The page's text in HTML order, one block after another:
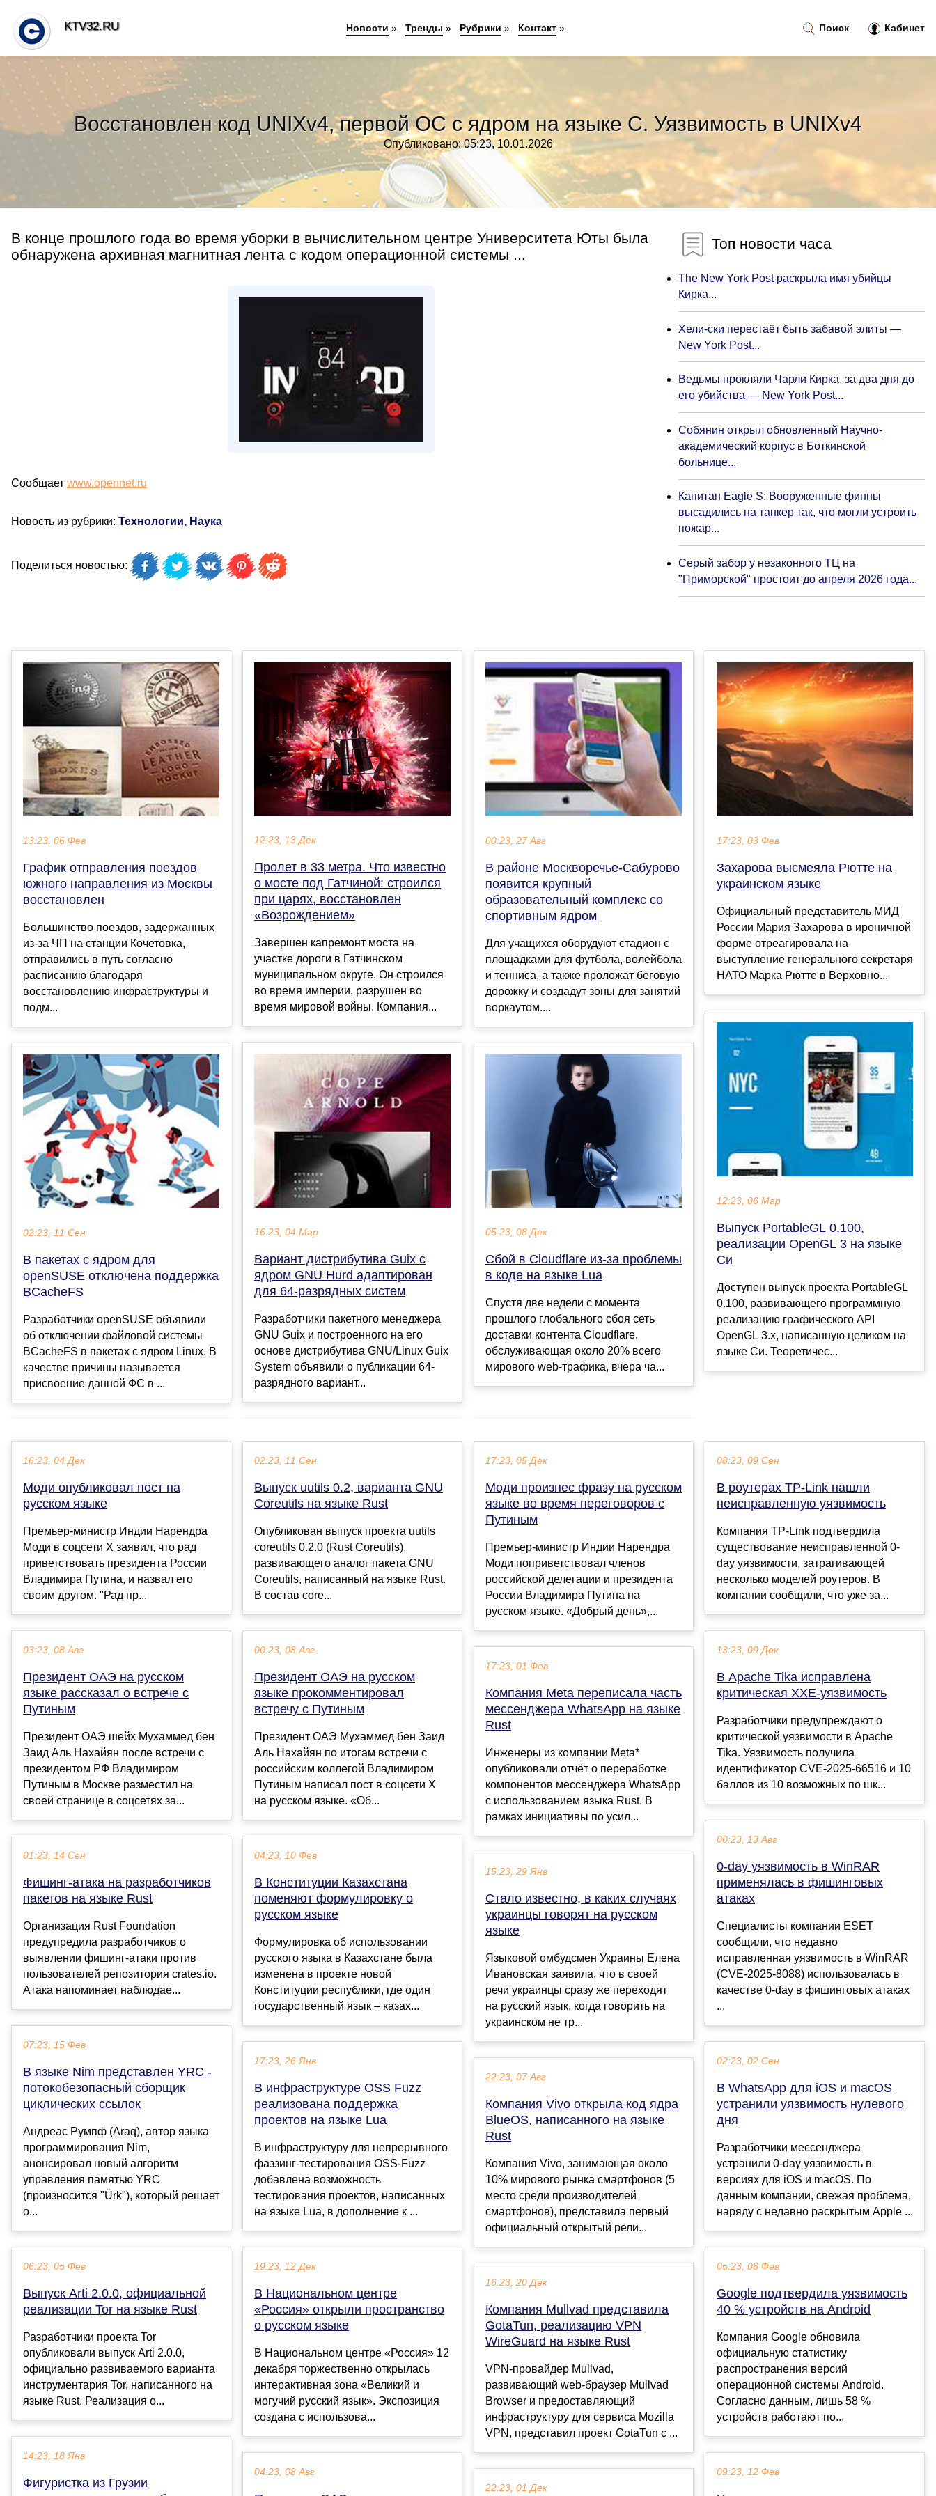
Восстановлен код UNIXv4, первой ОС с ядром на языке C. Уязвимость в UNIXv4
Опубликовано: 05:23, 10.01.2026
В конце прошлого года во время уборки в вычислительном центре Университета Юты была
обнаружена архивная магнитная лента с кодом операционной системы ...
Сообщает www.opennet.ru
Новость из рубрики: Технологии, Наука
Поделиться новостью:
Топ новости часа
The New York Post раскрыла имя убийцы
Кирка...
Хели-ски перестаёт быть забавой элиты —
New York Post...
Ведьмы прокляли Чарли Кирка, за два дня до
его убийства — New York Post...
Собянин открыл обновленный Научно-
академический корпус в Боткинской
больнице...
Капитан Eagle S: Вооруженные финны
высадились на танкер так, что могли устроить
пожар...
Серый забор у незаконного ТЦ на
"Приморской" простоит до апреля 2026 года...
13:23, 06 Фев
График отправления поездов
южного направления из Москвы
восстановлен
Большинство поездов, задержанных
из-за ЧП на станции Кочетовка,
отправились в путь согласно
расписанию благодаря
восстановлению инфраструктуры и
подм...
02:23, 11 Сен
В пакетах с ядром для
openSUSE отключена поддержка
BCacheFS
Разработчики openSUSE объявили
об отключении файловой системы
BCacheFS в пакетах с ядром Linux. В
качестве причины называется
присвоение данной ФС в ...
12:23, 13 Дек
Пролет в 33 метра. Что известно
о мосте под Гатчиной: строился
при царях, восстановлен
«Возрождением»
Завершен капремонт моста на
участке дороги в Гатчинском
муниципальном округе. Он строился
во время империи, разрушен во
время мировой войны. Компания...
16:23, 04 Мар
Вариант дистрибутива Guix c
ядром GNU Hurd адаптирован
для 64-разрядных систем
Разработчики пакетного менеджера
GNU Guix и построенного на его
основе дистрибутива GNU/Linux Guix
System объявили о публикации 64-
разрядного вариант...
00:23, 27 Авг
В районе Москворечье-Сабурово
появится крупный
образовательный комплекс со
спортивным ядром
Для учащихся оборудуют стадион с
площадками для футбола, волейбола
и тенниса, а также проложат беговую
дорожку и создадут зоны для занятий
воркаутом....
05:23, 08 Дек
Сбой в Cloudflare из-за проблемы
в коде на языке Lua
Спустя две недели с момента
прошлого глобального сбоя сеть
доставки контента Cloudflare,
обслуживающая около 20% всего
мирового web-трафика, вчера ча...
17:23, 03 Фев
Захарова высмеяла Рютте на
украинском языке
Официальный представитель МИД
России Мария Захарова в ироничной
форме отреагировала на
выступление генерального секретаря
НАТО Марка Рютте в Верховно...
12:23, 06 Мар
Выпуск PortableGL 0.100,
реализации OpenGL 3 на языке
Си
Доступен выпуск проекта PortableGL
0.100, развивающего программную
реализацию графического API
OpenGL 3.x, написанную целиком на
языке Си. Теоретичес...
16:23, 04 Дек
Моди опубликовал пост на
русском языке
Премьер-министр Индии Нарендра
Моди в соцсети X заявил, что рад
приветствовать президента России
Владимира Путина, и назвал его
своим другом. "Рад пр...
03:23, 08 Авг
Президент ОАЭ на русском
языке рассказал о встрече с
Путиным
Президент ОАЭ шейх Мухаммед бен
Заид Аль Нахайян после встречи с
президентом РФ Владимиром
Путиным в Москве разместил на
своей странице в соцсетях за...
01:23, 14 Сен
Фишинг-атака на разработчиков
пакетов на языке Rust
Организация Rust Foundation
предупредила разработчиков о
выявлении фишинг-атаки против
пользователей репозитория crates.io.
Атака напоминает наблюдае...
07:23, 15 Фев
В языке Nim представлен YRC -
потокобезопасный сборщик
циклических ссылок
Андреас Румпф (Araq), автор языка
программирования Nim,
анонсировал новый алгоритм
управления памятью YRC
(произносится "Ürk"), который решает
о...
06:23, 05 Фев
Выпуск Arti 2.0.0, официальной
реализации Tor на языке Rust
Разработчики проекта Tor
опубликовали выпуск Arti 2.0.0,
официально развиваемого варианта
инструментария Tor, написанного на
языке Rust. Реализация о...
14:23, 18 Янв
Фигуристка из Грузии
02:23, 11 Сен
Выпуск uutils 0.2, варианта GNU
Coreutils на языке Rust
Опубликован выпуск проекта uutils
coreutils 0.2.0 (Rust Coreutils),
развивающего аналог пакета GNU
Coreutils, написанный на языке Rust.
В состав core...
00:23, 08 Авг
Президент ОАЭ на русском
языке прокомментировал
встречу с Путиным
Президент ОАЭ Мухаммед бен Заид
Аль Нахайян по итогам встречи с
российским коллегой Владимиром
Путиным написал пост в соцсети Х
на русском языке. «Об...
04:23, 10 Фев
В Конституции Казахстана
поменяют формулировку о
русском языке
Формулировка об использовании
русского языка в Казахстане была
изменена в проекте новой
Конституции республики, где один
государственный язык – казах...
17:23, 26 Янв
В инфраструктуре OSS Fuzz
реализована поддержка
проектов на языке Lua
В инфраструктуру для непрерывного
фаззинг-тестирования OSS-Fuzz
добавлена возможность
тестирования проектов, написанных
на языке Lua, в дополнение к ...
19:23, 12 Дек
В Национальном центре
«Россия» открыли пространство
о русском языке
В Национальном центре «Россия» 12
декабря торжественно открылась
интерактивная зона «Великий и
могучий русский язык». Экспозиция
создана с использова...
04:23, 08 Авг
17:23, 05 Дек
Моди произнес фразу на русском
языке во время переговоров с
Путиным
Премьер-министр Индии Нарендра
Моди поприветствовал членов
российской делегации и президента
России Владимира Путина на
русском языке. «Добрый день»,...
17:23, 01 Фев
Компания Meta переписала часть
мессенджера WhatsApp на языке
Rust
Инженеры из компании Meta*
опубликовали отчёт о переработке
компонентов мессенджера WhatsApp
с использованием языка Rust. В
рамках инициативы по усил...
15:23, 29 Янв
Стало известно, в каких случаях
украинцы говорят на русском
языке
Языковой омбудсмен Украины Елена
Ивановская заявила, что в своей
речи украинцы сразу же переходят
на русский язык, когда говорить на
украинском не тр...
22:23, 07 Авг
Компания Vivo открыла код ядра
BlueOS, написанного на языке
Rust
Компания Vivo, занимающая около
10% мирового рынка смартфонов (5
место среди производителей
смартфонов), представила первый
официальный открытый рели...
16:23, 20 Дек
Компания Mullvad представила
GotaTun, реализацию VPN
WireGuard на языке Rust
VPN-провайдер Mullvad,
развивающий web-браузер Mullvad
Browser и предоставляющий
инфраструктуру для сервиса Mozilla
VPN, представил проект GotaTun с ...
22:23, 01 Дек
08:23, 09 Сен
В роутерах TP-Link нашли
неисправленную уязвимость
Компания TP-Link подтвердила
существование неисправленной 0-
day уязвимости, затрагивающей
несколько моделей роутеров. В
компании сообщили, что уже за...
13:23, 09 Дек
В Apache Tika исправлена
критическая XXE-уязвимость
Разработчики предупреждают о
критической уязвимости в Apache
Tika. Уязвимость получила
идентификатор CVE-2025-66516 и 10
баллов из 10 возможных по шк...
00:23, 13 Авг
0-day уязвимость в WinRAR
применялась в фишинговых
атаках
Специалисты компании ESET
сообщили, что недавно
исправленная уязвимость в WinRAR
(CVE-2025-8088) использовалась в
качестве 0-day в фишинговых атаках
...
02:23, 02 Сен
В WhatsApp для iOS и macOS
устранили уязвимость нулевого
дня
Разработчики мессенджера
устранили 0-day уязвимость в
версиях для iOS и macOS. По
данным компании, свежая проблема,
наряду с недавно раскрытым Apple ...
05:23, 08 Фев
Google подтвердила уязвимость
40 % устройств на Android
Компания Google обновила
официальную статистику
распространения версий
операционной системы Android.
Согласно данным, лишь 58 %
устройств работают по...
09:23, 12 Фев
Поиск Кабинет
KTV32.RU Новости » Тренды » Рубрики » Контакт»